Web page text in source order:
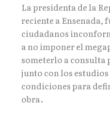
La presidenta de la
reciente a Ensenada,
ciudadanos
a no imponer el
someterlo a consulta
junto con los estudios
condiciones para
obra.